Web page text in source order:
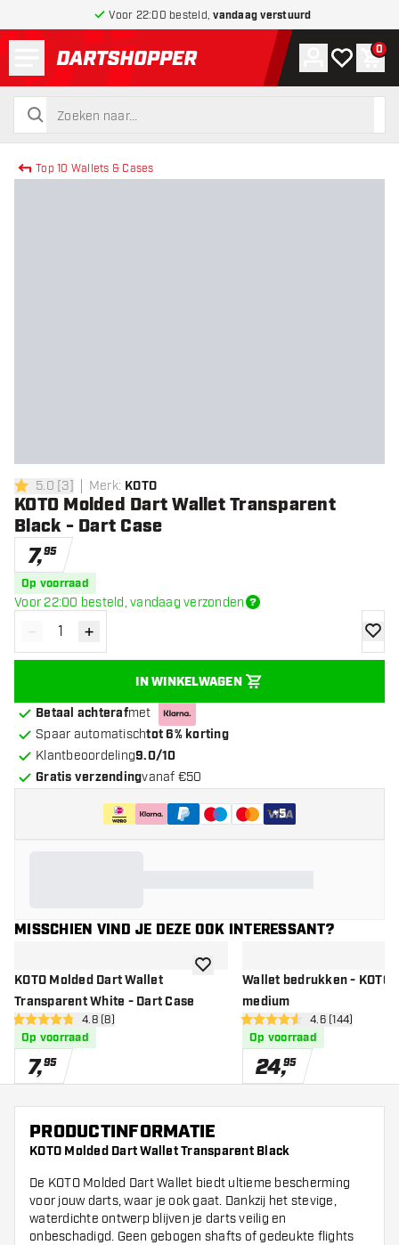
Voor 22:00 besteld,vandaag verstuurd
terug naar home pagina
zoeken
zoeken
Account
Mijn 0
Top 10 Wallets & Cases
5 score sterren
5.0 [3] Merk: KOTO
KOTO Molded Dart Wallet Transparent
Black - Dart Case
7,95
Op voorraad
Voor 22:00 besteld, vandaag verzonden
Verminder hoeveelheid
- Verhoog hoeveelheid
+
IN WINKELWAGEN
Betaal achterafmet
Spaar automatischtot 6% korting
Klantbeoordeling9.0/10
Gratis verzendingvanaf €50
+5
MISSCHIEN VIND JE DEZE OOK INTERESSANT?
KOTO Molded Dart Wallet
Transparent White - Dart Case
open reviews drawer
4.8 score sterren4.8 (8)
Op voorraad
7,95
toevoegen aan verlanglijst
Wallet bedrukken - KOTO
medium
open reviews
4.6 score sterren4.6 (144)
Op voorraad
24,95
PRODUCTINFORMATIE
KOTO Molded Dart Wallet Transparent Black
De KOTO Molded Dart Wallet biedt ultieme bescherming
voor jouw darts, waar je ook gaat. Dankzij het stevige,
waterdichte ontwerp blijven je darts veilig en
onbeschadigd. Geen gebogen shafts of gedeukte flights